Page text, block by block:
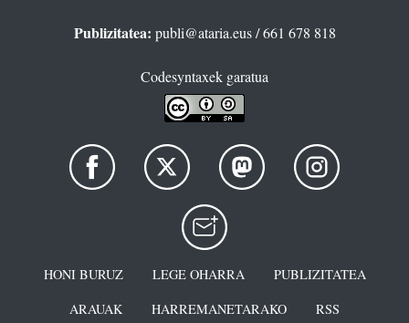
Publizitatea: publi@ataria.eus/ 661 678 818
Codesyntaxek garatua
HONI BURUZ LEGE OHARRA
PUBLIZITATEA
ARAUAK
HARREMANETARAKO RSS